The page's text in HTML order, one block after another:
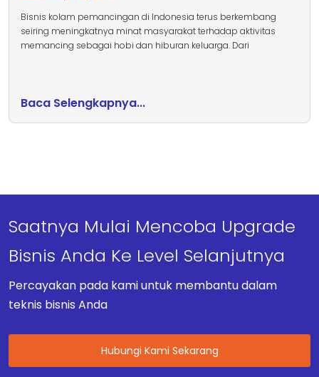
Bisnis kolam pemancingan di Indonesia terus berkembang
seiring meningkatnya minat masyarakat terhadap aktivitas
memancing sebagai hobi dan hiburan keluarga. Dari
Baca Selengkapnya...
Saatnya Mulai Mencoba Upgrade
Bisnis Anda Ke Level Selanjutnya
Percayakan pada kami untuk membantu dalam
teknis bisnis Anda
Hubungi Kami Sekarang